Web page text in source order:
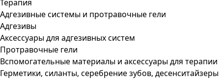
Терапия
Адгезивные системы и протравочные гели
Адгезивы
Аксессуары для адгезивных систем
Протравочные гели
Вспомогательные материалы и аксессуары для терапии
Герметики, силанты, серебрение зубов, десенситайзеры